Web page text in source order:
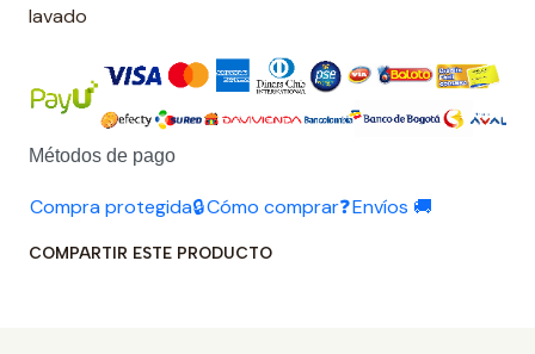
lavado
Métodos de pago
Compra protegida🔒Cómo comprar❓Envíos 🚚
COMPARTIR ESTE PRODUCTO